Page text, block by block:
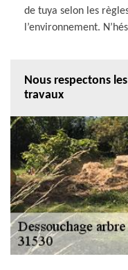
de tuya selon les
l’environnement.
Nous respectons
travaux